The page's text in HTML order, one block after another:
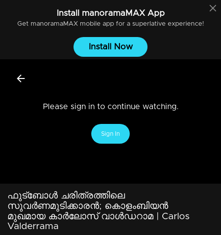
Install manoramaMAXApp
Get manoramaMAXmobile app for a superlative experience!
Install Now
Please sign in to continue watching.
Sign In
ഫുട്ബോള്‍ ചരിത്രത്തിലെ
സുവര്‍ണമുടിക്കാരന്‍; കൊളംബിയന്‍
മുഖമായ കാര്‍ലോസ് വാള്‍ഡറാമ | Carlos
Valderrama